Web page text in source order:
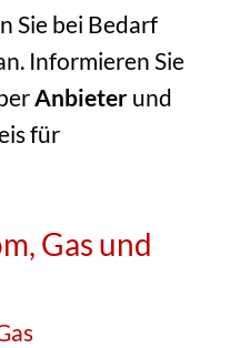
Sie bei Bedarf
Informieren Sie
Anbieterund
für
Gas und